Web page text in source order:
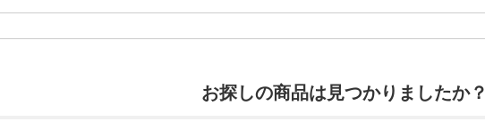
お探しの商品は見つかりましたか？